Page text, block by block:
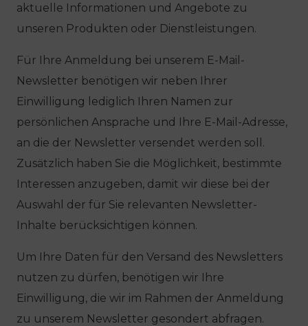
aktuelle Informationen und Angebote zu
unseren Produkten oder Dienstleistungen.
Für Ihre Anmeldung bei unserem E-Mail-
Newsletter benötigen wir neben Ihrer
Einwilligung lediglich Ihren Namen zur
persönlichen Ansprache und Ihre E-Mail-Adresse,
an die der Newsletter versendet werden soll.
Zusätzlich haben Sie die Möglichkeit, bestimmte
Interessen anzugeben, damit wir diese bei der
Auswahl der für Sie relevanten Newsletter-
Inhalte berücksichtigen können.
Um Ihre Daten für den Versand des Newsletters
nutzen zu dürfen, benötigen wir Ihre
Einwilligung, die wir im Rahmen der Anmeldung
zu unserem Newsletter gesondert abfragen.